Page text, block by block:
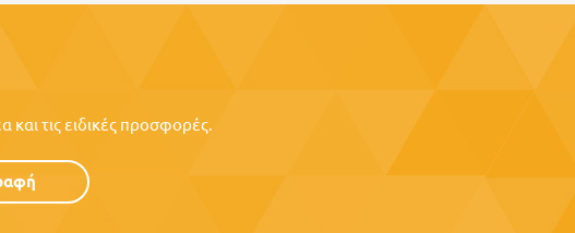
τις ειδικές προσφορές.